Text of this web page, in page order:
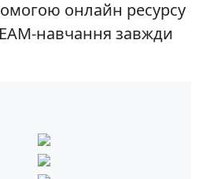
онлайн ресурсу
навчання завжди